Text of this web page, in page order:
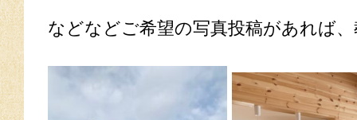
などなどご希望の写真投稿があれば